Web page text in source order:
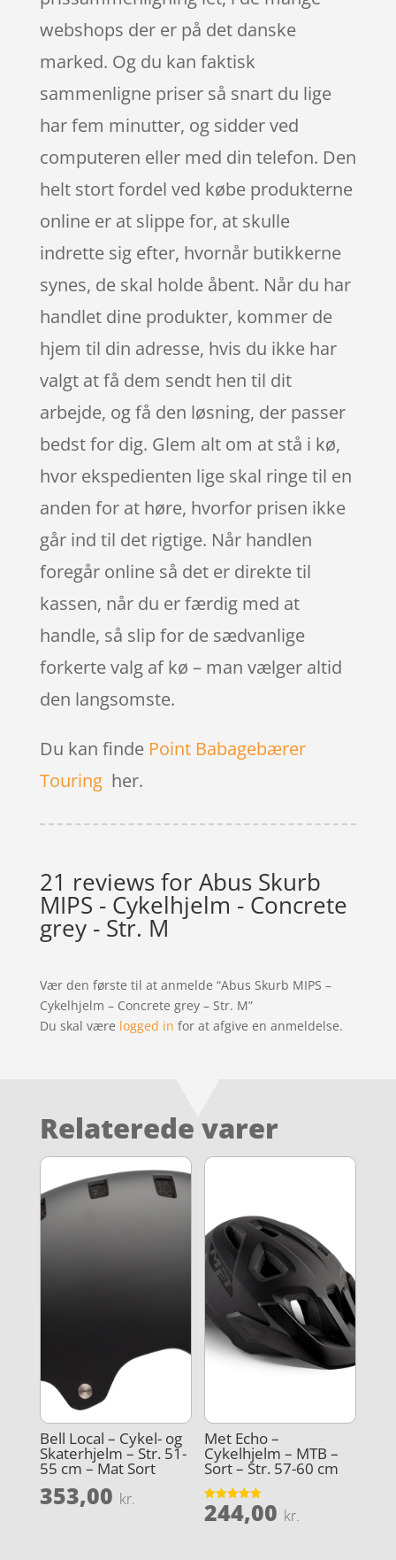
webshops der er på det danske
marked. Og du kan faktisk
sammenligne priser så snart du lige
har fem minutter, og sidder ved
computeren eller med din telefon. Den
helt stort fordel ved købe produkterne
online er at slippe for, at skulle
indrette sig efter, hvornår butikkerne
synes, de skal holde åbent. Når du har
handlet dine produkter, kommer de
hjem til din adresse, hvis du ikke har
valgt at få dem sendt hen til dit
arbejde, og få den løsning, der passer
bedst for dig. Glem alt om at stå i kø,
hvor ekspedienten lige skal ringe til en
anden for at høre, hvorfor prisen ikke
går ind til det rigtige. Når handlen
foregår online så det er direkte til
kassen, når du er færdig med at
handle, så slip for de sædvanlige
forkerte valg af kø – man vælger altid
den langsomste.
Du kan finde Point Babagebærer
Touringher.
21 reviews forAbus Skurb
MIPS - Cykelhjelm - Concrete
grey - Str. M
Vær den første til at anmelde “Abus Skurb MIPS –
Cykelhjelm – Concrete grey – Str. M”
Du skal være logged in for at afgive en anmeldelse.
Relaterede varer
Bell Local – Cykel- og
Skaterhjelm – Str. 51-
55 cm – Mat Sort
353,00 kr.
Met Echo –
Cykelhjelm – MTB –
Sort – Str. 57-60 cm
Vurderet
5
244,00 kr.